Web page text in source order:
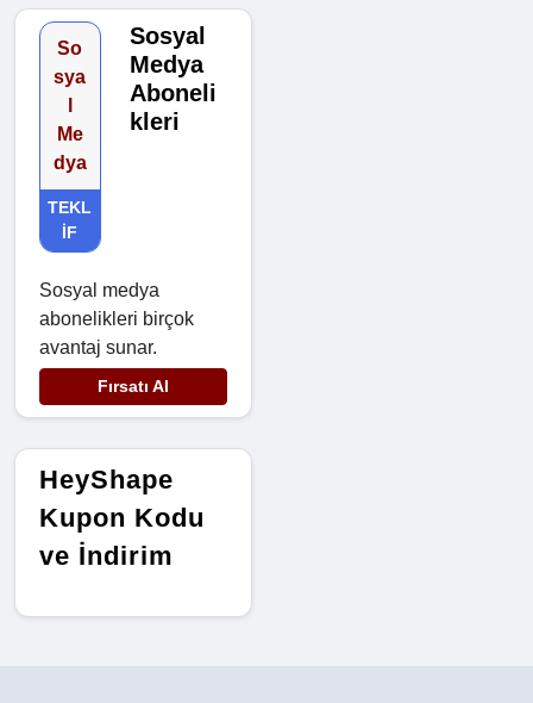
So
sya
Me
dya
TEKL
IF
Sosyal
Medya
Aboneli
kleri
Sosyal medya
abonelikleri birçok
avantaj sunar.
Fırsatı Al
HeyShape
Kupon Kodu
ve İndirim